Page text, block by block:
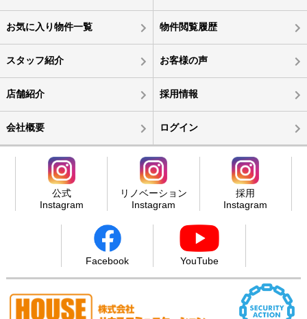
お気に入り物件一覧 物件閲覧履歴
スタッフ紹介 お客様の声
店舗紹介 採用情報
会社概要 ログイン
公式
Instagram
リノベーション
Instagram
採用
Instagram
Facebook YouTube